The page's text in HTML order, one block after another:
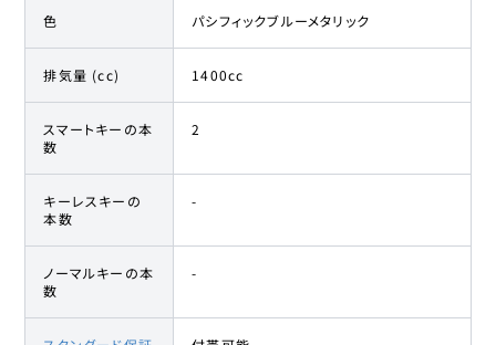
色 パシフィックブルーメタリック
排気量 (cc) 1400cc
スマートキーの本
数
2
キーレスキーの
本数
-
ノーマルキーの本
数
-